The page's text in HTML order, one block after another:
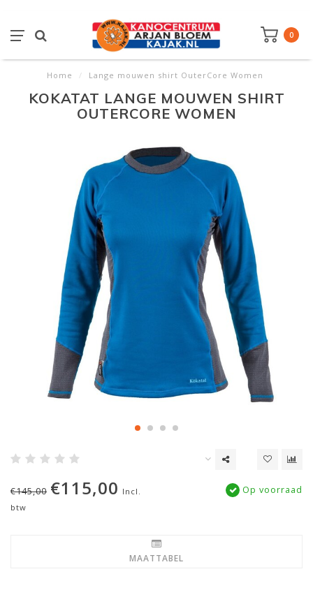
0
Home / Lange mouwen shirt OuterCore Women
KOKATAT LANGE MOUWEN SHIRT
OUTERCORE WOMEN
€145,00 €115,00 Incl.
btw
Op voorraad
MAATTABEL